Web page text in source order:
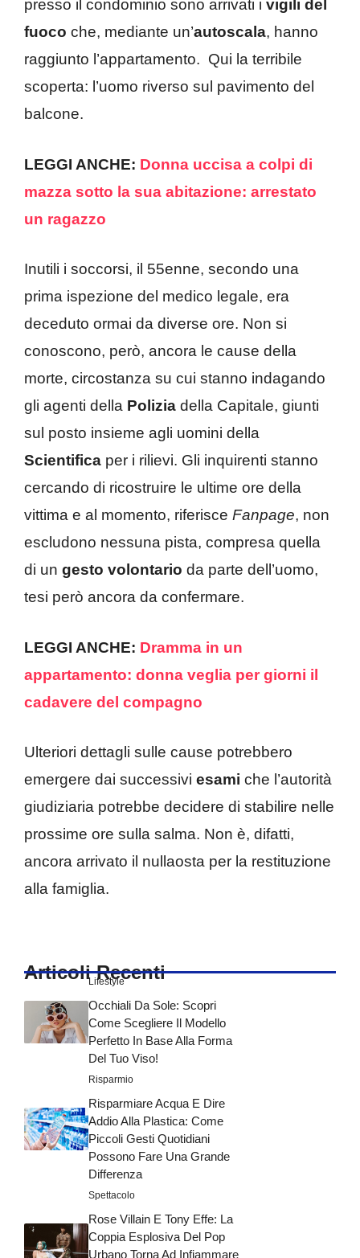
presso il condominio sono arrivati i vigili del
fuoco che, mediante un’autoscala, hanno
raggiunto l’appartamento. Qui la terribile
scoperta: l’uomo riverso sul pavimento del
balcone.
LEGGI ANCHE: Donna uccisa a colpi di
mazza sotto la sua abitazione: arrestato
un ragazzo
Inutili i soccorsi, il 55enne, secondo una
prima ispezione del medico legale, era
deceduto ormai da diverse ore. Non si
conoscono, però, ancora le cause della
morte, circostanza su cui stanno indagando
gli agenti della Polizia della Capitale, giunti
sul posto insieme agli uomini della
Scientifica per i rilievi. Gli inquirenti stanno
cercando di ricostruire le ultime ore della
vittima e al momento, riferisce Fanpage, non
escludono nessuna pista, compresa quella
di un gesto volontario da parte dell’uomo,
tesi però ancora da confermare.
LEGGI ANCHE: Dramma in un
appartamento: donna veglia per giorni il
cadavere del compagno
Ulteriori dettagli sulle cause potrebbero
emergere dai successivi esami che l’autorità
giudiziaria potrebbe decidere di stabilire nelle
prossime ore sulla salma. Non è, difatti,
ancora arrivato il nullaosta per la restituzione
alla famiglia.
Articoli Recenti
Lifestyle
Occhiali Da Sole: Scopri
Come Scegliere Il Modello
Perfetto In Base Alla Forma
Del Tuo Viso!
Risparmio
Risparmiare Acqua E Dire
Addio Alla Plastica: Come
Piccoli Gesti Quotidiani
Possono Fare Una Grande
Differenza
Spettacolo
Rose Villain E Tony Effe: La
Coppia Esplosiva Del Pop
Urbano Torna Ad Infiammare